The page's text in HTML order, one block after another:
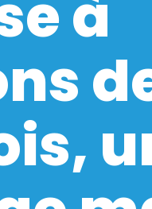
à